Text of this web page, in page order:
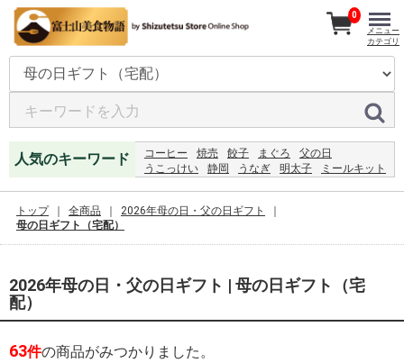
人気のキーワード コーヒー 焼売 餃子 まぐろ
父の日
うこっけい
静岡 うなぎ 明太子
ミールキット
0
メニュー
カテゴリ
トップ 全商品
2026年母の日・父の日ギフト
母の日ギフト（宅配）
2026年母の日・父の日ギフト | 母の日ギフト（宅
配）
63件の商品がみつかりました。